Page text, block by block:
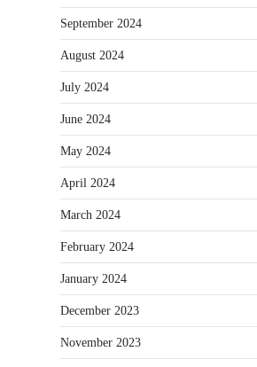
September 2024
August 2024
July 2024
June 2024
May 2024
April 2024
March 2024
February 2024
January 2024
December 2023
November 2023